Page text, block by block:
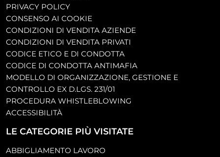
PRIVACY POLICY
CONSENSO AI COOKIE
CONDIZIONI DI VENDITA AZIENDE
CONDIZIONI DI VENDITA PRIVATI
CODICE ETICO E DI CONDOTTA
CODICE DI CONDOTTA ANTIMAFIA
MODELLO DI ORGANIZZAZIONE, GESTIONE E
CONTROLLO EX D.LGS. 231/01
PROCEDURA WHISTLEBLOWING
ACCESSIBILITÀ
LE CATEGORIE PIÙ VISITATE
ABBIGLIAMENTO LAVORO